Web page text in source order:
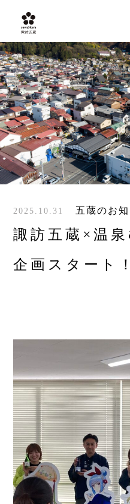
2025.10.31 五蔵のお
諏訪五蔵×温
企画スタート！